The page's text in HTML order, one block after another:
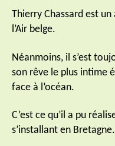
Thierry Chassard est
l’Air belge.
Néanmoins, il s’est
son rêve le plus intime
face à l’océan.
C’est ce qu’il a pu
s’installant en Bretagne.